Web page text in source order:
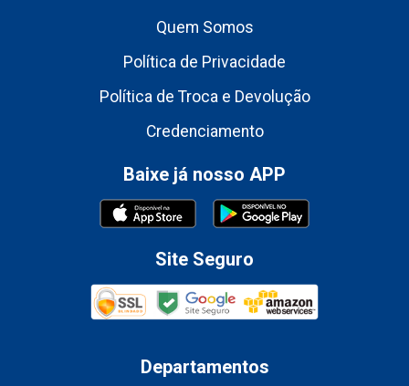
Quem Somos
Política de Privacidade
Política de Troca e Devolução
Credenciamento
Baixe já nosso APP
Site Seguro
Departamentos